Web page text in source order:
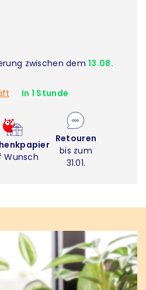
zwischen dem13.08.
In 1 Stunde
Wunsch
Retouren
bis zum
31.01.